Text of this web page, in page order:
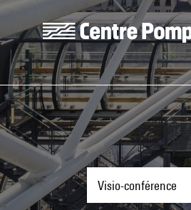
Aller au contenu principal
Centre Pompidou